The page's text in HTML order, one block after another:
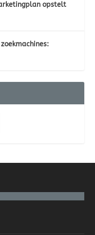
opstelt